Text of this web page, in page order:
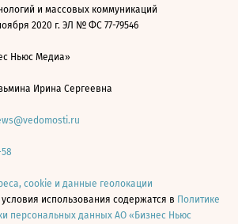
и массовых коммуникаций
2020 г. ЭЛ № ФС 77-79546
Ньюс Медиа»
Ирина Сергеевна
cookie и данные геолокации
использования содержатся в Политике
персональных данных АО «Бизнес Ньюс